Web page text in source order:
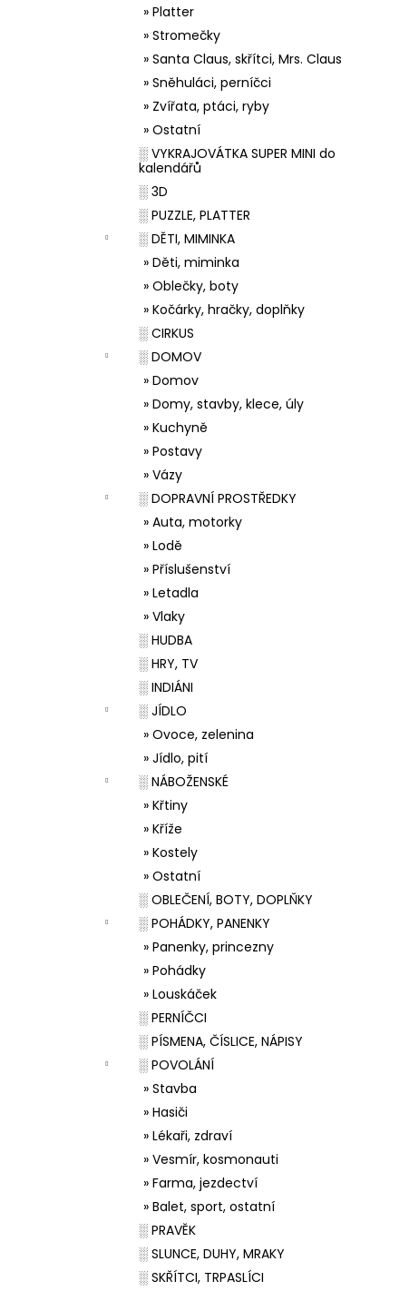
» Platter
» Stromečky
» Santa Claus, skřítci, Mrs. Claus
» Sněhuláci, perníčci
» Zvířata, ptáci, ryby
» Ostatní
░ VYKRAJOVÁTKA SUPER MINI do
kalendářů
░ 3D
░ PUZZLE, PLATTER
░ DĚTI, MIMINKA
» Děti, miminka
» Oblečky, boty
» Kočárky, hračky, doplňky
░ CIRKUS
░ DOMOV
» Domov
» Domy, stavby, klece, úly
» Kuchyně
» Postavy
» Vázy
░ DOPRAVNÍ PROSTŘEDKY
» Auta, motorky
» Lodě
» Příslušenství
» Letadla
» Vlaky
░ HUDBA
░ HRY, TV
░ INDIÁNI
░ JÍDLO
» Ovoce, zelenina
» Jídlo, pití
░ NÁBOŽENSKÉ
» Křtiny
» Kříže
» Kostely
» Ostatní
░ OBLEČENÍ, BOTY, DOPLŇKY
░ POHÁDKY, PANENKY
» Panenky, princezny
» Pohádky
» Louskáček
░ PERNÍČCI
░ PÍSMENA, ČÍSLICE, NÁPISY
░ POVOLÁNÍ
» Stavba
» Hasiči
» Lékaři, zdraví
» Vesmír, kosmonauti
» Farma, jezdectví
» Balet, sport, ostatní
░ PRAVĚK
░ SLUNCE, DUHY, MRAKY
░ SKŘÍTCI, TRPASLÍCI